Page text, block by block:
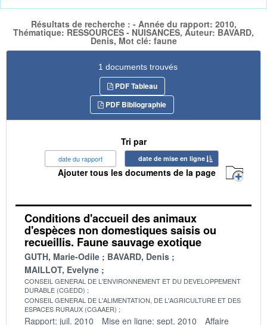
Résultats de recherche : - Année du rapport: 2010,
Thématique: RESSOURCES - NUISANCES, Auteur: BAVARD,
Denis, Mot clé: faune
1 documents trouvés
PDF Tableau
PDF Bibliographie
Tri par
date du rapport date de mise en ligne
Ajouter tous les documents de la page
Conditions d'accueil des animaux
d'espèces non domestiques saisis ou
recueillis. Faune sauvage exotique
GUTH, Marie-Odile
BAVARD, Denis
MAILLOT, Evelyne
CONSEIL GENERAL DE L'ENVIRONNEMENT ET DU DEVELOPPEMENT
DURABLE (CGEDD)
CONSEIL GENERAL DE L'ALIMENTATION, DE L'AGRICULTURE ET DES
ESPACES RURAUX (CGAAER)
Rapport: juil. 2010 Mise en ligne: sept. 2010
Affaire